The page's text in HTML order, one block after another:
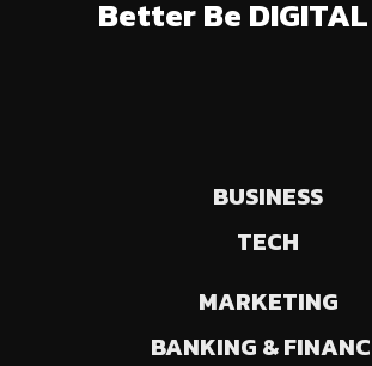
Better Be
BUSINESS
TECH
MARKETING
BANKING &